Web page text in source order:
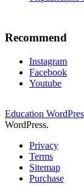
Recommend
Instagram
Facebook
Youtube
Education
WordPress.
Privacy
Terms
Sitemap
Purchase